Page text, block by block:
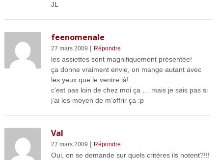
JL
feenomenale
27 mars 2009 | Répondre
les assiettes sont magnifiquement présentée!
ça donne vraiment envie, on mange autant avec
les yeux que le ventre là!
c’est pas loin de chez moi ça … mais je sais pas si
j’ai les moyen de m’offrir ça :p
Val
27 mars 2009 | Répondre
Oui, on se demande sur quels critères ils notent?!!!